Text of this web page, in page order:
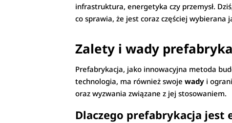
infrastruktura, energetyka czy przemysł.
co sprawia, że jest coraz częściej wybierana
Zalety i wady
Prefabrykacja, jako innowacyjna metoda
technologia, ma również swojewady i
oraz wyzwania związane z jej stosowaniem.
Dlaczego prefabrykacja jest